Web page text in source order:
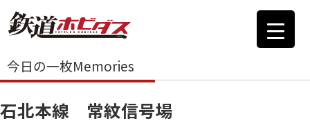
今日の一枚Memories
石北本線 常紋信号場